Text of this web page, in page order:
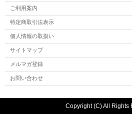
ご利用案内
特定商取引法表示
個人情報の取扱い
サイトマップ
メルマガ登録
お問い合わせ
Copyright (C) All Rights